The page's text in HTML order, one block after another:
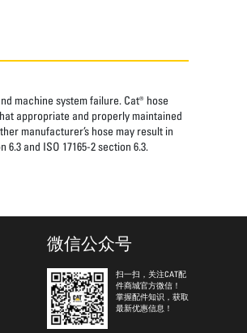
machine system failure. Cat® hose
appropriate and properly maintained
manufacturer’s hose may result in
and ISO 17165-2 section 6.3.
微信公众号
扫一扫，关注CAT配
件商城官方微信！
掌握配件知识，获取
最新优惠信息！